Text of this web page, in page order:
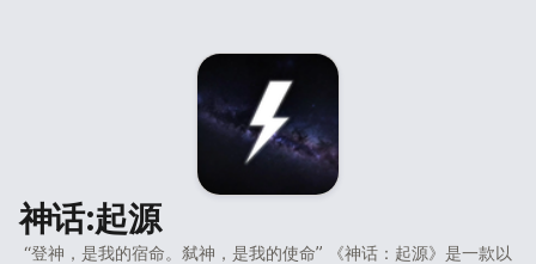
神话:起源
“登神，是我的宿命。弑神，是我的使命” 《神话：起源》是一款以